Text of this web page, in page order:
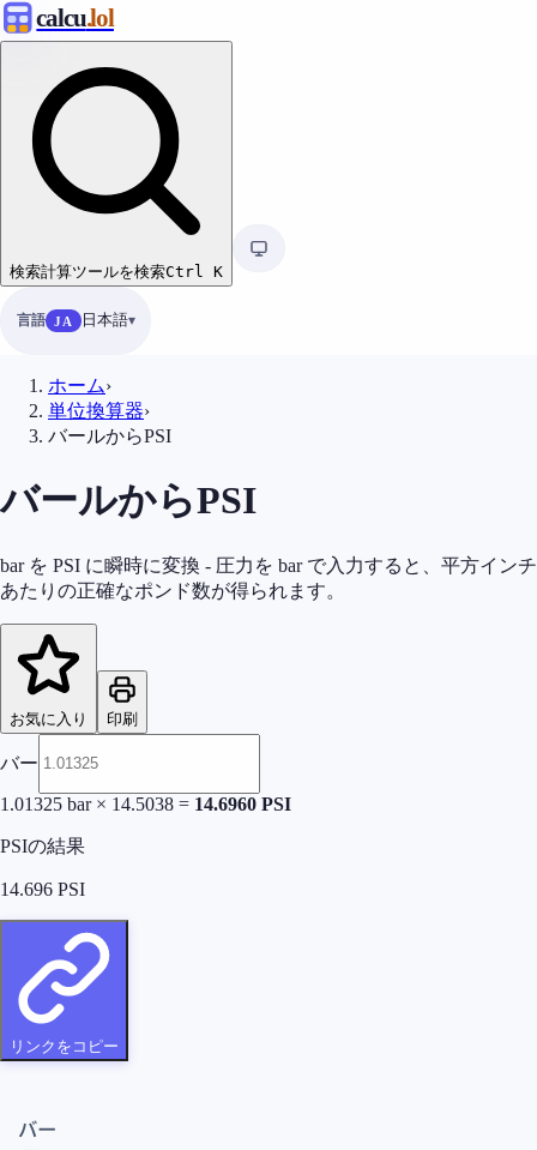
calcu.lol
検索計算ツールを検索Ctrl K
言語 JA 日本語
ホーム›
単位換算器›
バールからPSI
バールからPSI
bar を PSI に瞬時に変換 - 圧力を bar で入力すると、平方インチ
あたりの正確なポンド数が得られます。
お気に入り 印刷
バー
1.01325 bar × 14.5038 = 14.6960 PSI
PSIの結果
14.696 PSI
リンクをコピー
バー